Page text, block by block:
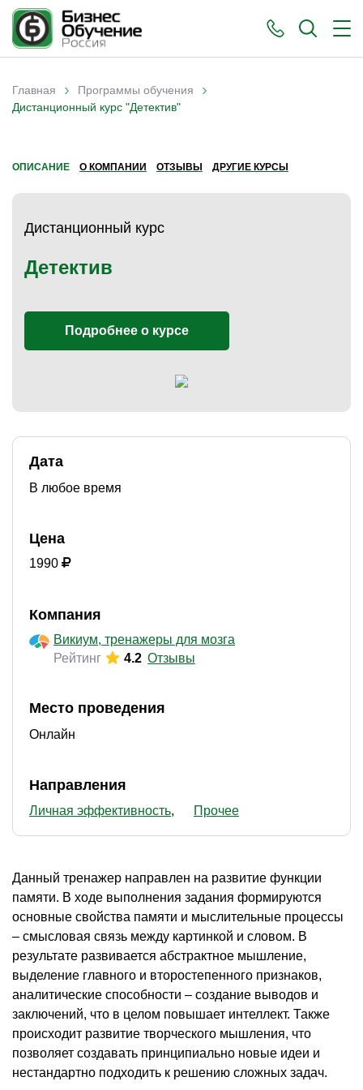
Вы здесь
Главная › Программы обучения ›
Дистанционный курс "Детектив"
ОПИСАНИЕ О КОМПАНИИ ОТЗЫВЫ ДРУГИЕ КУРСЫ
Дистанционный курс
Детектив
Подробнее о курсе
Дата
В любое время
Цена
1990
Компания
Викиум, тренажеры для мозга
Рейтинг
4.2 Отзывы
Место проведения
Онлайн
Направления
Личная эффективность Прочее
Данный тренажер направлен на развитие функции
памяти. В ходе выполнения задания формируются
основные свойства памяти и мыслительные процессы
– смысловая связь между картинкой и словом. В
результате развивается абстрактное мышление,
выделение главного и второстепенного признаков,
аналитические способности – создание выводов и
заключений, что в целом повышает интеллект. Также
происходит развитие творческого мышления, что
позволяет создавать принципиально новые идеи и
нестандартно подходить к решению сложных задач.